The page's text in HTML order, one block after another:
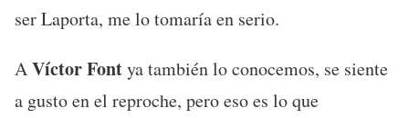
ser Laporta, me lo tomaría en serio.
AVíctor Fontya también lo conocemos, se siente
a gusto en el reproche, pero eso es lo que